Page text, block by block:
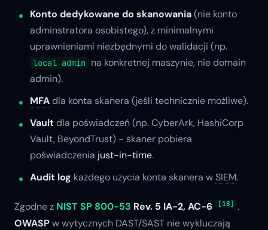
Konto dedykowane do skanowania(nie konto
adminstratora osobistego), z minimalnymi
uprawnieniami niezbędnymi do walidacji (np.
local admin
na konkretnej maszynie, nie domain
admin).
MFAdla konta skanera (jeśli technicznie możliwe).
Vaultdla poświadczeń (np. CyberArk, HashiCorp
Vault, BeyondTrust) - skaner pobiera
poświadczenia just-in-time.
Audit log każdego użycia konta skanera wSIEM.
Zgodne z NIST SP 800-53 Rev. 5 IA-2, AC-6 [18] .
OWASPw wytycznych DAST/SAST nie wykluczają